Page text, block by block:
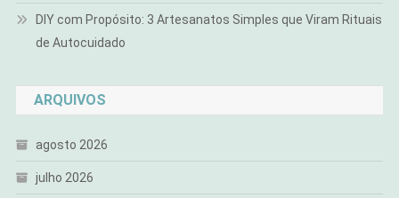
DIY com Propósito: 3 Artesanatos Simples que Viram Rituais
de Autocuidado
ARQUIVOS
agosto 2026
julho 2026